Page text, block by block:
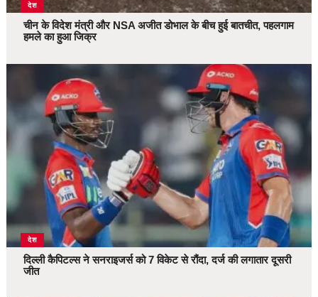
देश
चीन के विदेश मंत्री और NSA अजीत डोभाल के बीच हुई बातचीत, पहलगाम
हमले का हुआ जिक्र
देश
दिल्ली कैपिटल्स ने सनराइजर्स को 7 विकेट से रौंदा, दर्ज की लगातार दूसरी
जीत